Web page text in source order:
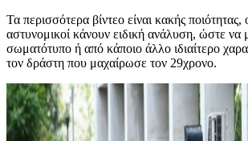
Τα περισσότερα βίντεο είναι κακής ποιότητας,
αστυνομικοί κάνουν ειδική ανάλυση, ώστε
σωματότυπο ή από κάποιο άλλο ιδιαίτερο
τον δράστη που μαχαίρωσε τον 29χρονο.